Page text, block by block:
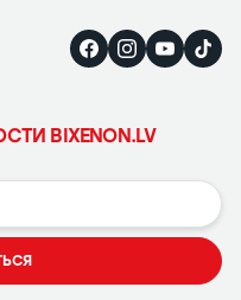
BIXENON.LV